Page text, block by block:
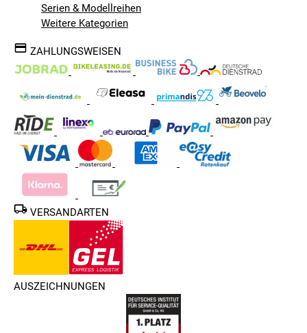
Serien & Modellreihen
Weitere Kategorien
ZAHLUNGSWEISEN
VERSANDARTEN
AUSZEICHNUNGEN